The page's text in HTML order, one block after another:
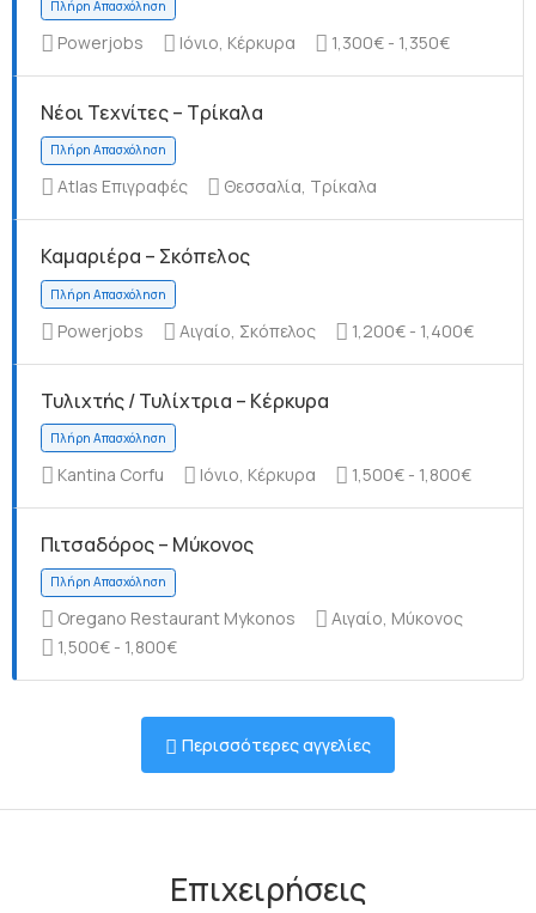
Πλήρη Απασχόληση
Πλήρη Απασχόληση
Πλήρη Απασχόληση
Powerjobs Ιόνιο, Κέρκυρα 1,300€ - 1,350€
Νέοι Τεχνίτες – Τρίκαλα
Πλήρη Απασχόληση
Atlas Επιγραφές Θεσσαλία, Τρίκαλα
Καμαριέρα – Σκόπελος
Powerjobs Αιγαίο, Σκόπελος 1,200€ - 1,400€
Τυλιχτής / Τυλίχτρια – Κέρκυρα
Kantina Corfu Ιόνιο, Κέρκυρα 1,500€ - 1,800€
Πιτσαδόρος – Μύκονος
Oregano Restaurant Mykonos
Αιγαίο, Μύκονος
1,500€ - 1,800€
Περισσότερες αγγελίες
Επιχειρήσεις